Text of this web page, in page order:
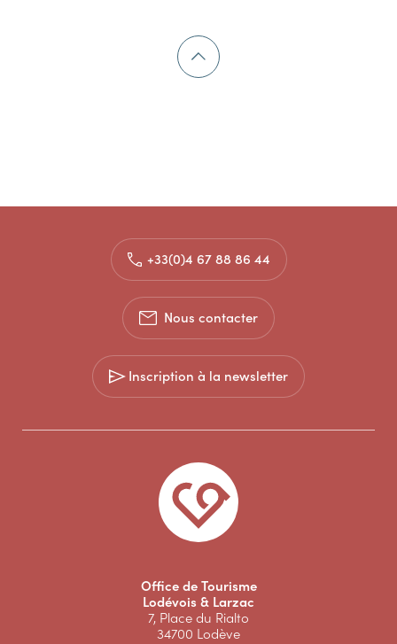
+33(0)4 67 88 86 44
Nous contacter
Inscription à la newsletter
Office de Tourisme
Lodévois & Larzac
7, Place du Rialto
34700 Lodève